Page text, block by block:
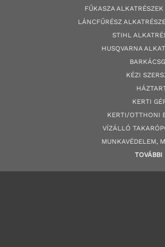
FŰKASZA
LÁNCFŰRÉSZ
STIHL
HUSQVARNA
KÉZI
KERTI
KERTI/OTTHONI
VÍZÁLLÓ
MUNKAVÉDELEM,
TOVÁBBI